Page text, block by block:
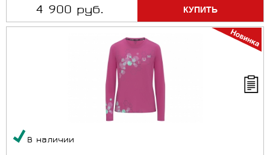
4 900 руб.
В наличии